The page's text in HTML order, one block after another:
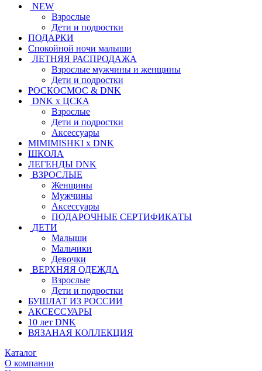
NEW
Взрослые
Дети и подростки
ПОДАРКИ
Спокойной ночи малыши
ЛЕТНЯЯ РАСПРОДАЖА
Взрослые мужчины и женщины
Дети и подростки
РОСКОСМОС & DNK
DNK x ЦСКА
Взрослые
Дети и подростки
Аксессуары
MIMIMISHKI x DNK
ШКОЛА
ЛЕГЕНДЫ DNK
ВЗРОСЛЫЕ
Женщины
Мужчины
Аксессуары
ПОДАРОЧНЫЕ СЕРТИФИКАТЫ
ДЕТИ
Малыши
Мальчики
Девочки
ВЕРХНЯЯ ОДЕЖДА
Взрослые
Дети и подростки
БУШЛАТ ИЗ РОССИИ
АКСЕССУАРЫ
10 лет DNK
ВЯЗАНАЯ КОЛЛЕКЦИЯ
Каталог
О компании